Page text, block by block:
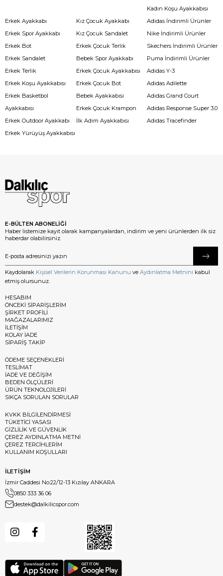
Kadın Koşu Ayakkabısı
Erkek Ayakkabı
Erkek Spor Ayakkabı
Erkek Bot
Erkek Sandalet
Erkek Terlik
Erkek Koşu Ayakkabısı
Erkek Basketbol
Ayakkabısı
Erkek Outdoor Ayakkabı
Erkek Yürüyüş Ayakkabısı
Kız Çocuk Ayakkabı
Kız Çocuk Sandalet
Erkek Çocuk Terlik
Bebek Spor Ayakkabı
Erkek Çocuk Ayakkabısı
Erkek Çocuk Bot
Bebek Ayakkabısı
Erkek Çocuk Krampon
İlk Adım Ayakkabısı
Adidas İndirimli Ürünler
Nike İndirimli Ürünler
Skechers İndirimli Ürünler
Puma İndirimli Ürünler
Adidas Y-3
Adidas Adilette
Adidas Grand Court
Adidas Response Super 3.0
Adidas Tracefinder
E-BÜLTEN ABONELİĞİ
Haber listemize kayıt olarak kampanyalardan, indirim ve yeni ürünlerden ilk siz
haberdar olabilirsiniz.
Kaydolarak Kişisel Verilerin Korunması Kanunu ve Aydınlatma Metnini kabul
etmiş olursunuz.
HESABIM
ÖNCEKİ SİPARİŞLERİM
ŞİRKET PROFİLİ
MAĞAZALARIMIZ
İLETİŞİM
KOLAY İADE
SİPARİŞ TAKİP
ÖDEME SEÇENEKLERİ
TESLİMAT
İADE VE DEĞİŞİM
BEDEN ÖLÇÜLERİ
ÜRÜN TEKNOLOJİLERİ
SIKÇA SORULAN SORULAR
KVKK BİLGİLENDİRMESİ
TÜKETİCİ YASASI
GİZLİLİK VE GÜVENLİK
ÇEREZ AYDINLATMA METNİ
ÇEREZ TERCİHLERİM
KULLANIM KOŞULLARI
İLETİŞİM
İzmir Caddesi No:22/12-13 Kızılay ANKARA
0850 333 36 06
destek@dalkilicspor.com